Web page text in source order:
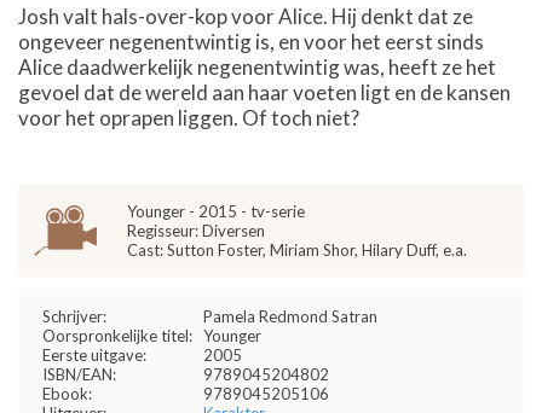
Josh valt hals-over-kop voor Alice. Hij denkt dat ze
ongeveer negenentwintig is, en voor het eerst sinds
Alice daadwerkelijk negenentwintig was, heeft ze het
gevoel dat de wereld aan haar voeten ligt en de kansen
voor het oprapen liggen. Of toch niet?
Younger - 2015 - tv-serie
Regisseur: Diversen
Cast: Sutton Foster, Miriam Shor, Hilary Duff, e.a.
Schrijver:
Pamela Redmond Satran
Oorspronkelijke titel: Younger
Eerste uitgave:
2005
ISBN/EAN:
9789045204802
Ebook:
9789045205106